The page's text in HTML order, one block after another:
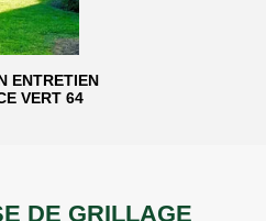
ENTRETIEN
VERT 64
DE GRILLAGE